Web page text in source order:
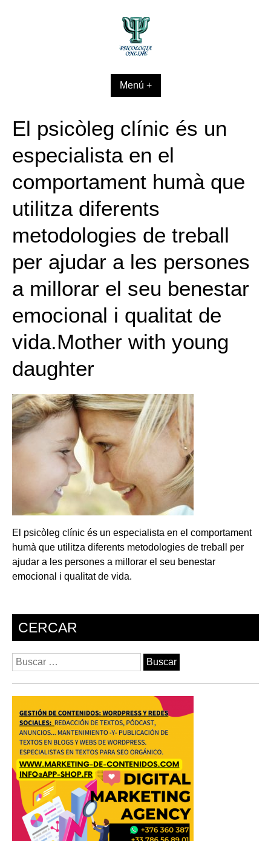
Menú +
El psicòleg clínic és un
especialista en el
comportament humà que
utilitza diferents
metodologies de treball
per ajudar a les persones
a millorar el seu benestar
emocional i qualitat de
vida.Mother with young
daughter
El psicòleg clínic és un especialista en el comportament
humà que utilitza diferents metodologies de treball per
ajudar a les persones a millorar el seu benestar
emocional i qualitat de vida.
CERCAR
Buscar: